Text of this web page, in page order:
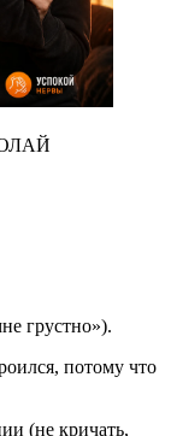
грустно»).
потому что
(не кричать,